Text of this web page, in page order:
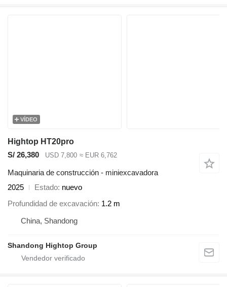
VÍDEO
Hightop HT20pro
S/ 26,380
USD 7,800 ≈ EUR 6,762
Maquinaria de construcción - miniexcavadora
2025
Estado nuevo
Profundidad de excavación 1.2 m
China, Shandong
Shandong Hightop Group